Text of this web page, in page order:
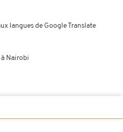
langues de Google Translate
à Nairobi